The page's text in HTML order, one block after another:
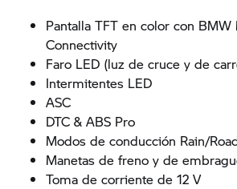
Pantalla TFT en color con BMW
Connectivity
Faro LED (luz de cruce y de
Intermitentes LED
ASC
DTC & ABS Pro
Modos de conducción Rain/
Manetas de freno y de
Toma de corriente de 12 V